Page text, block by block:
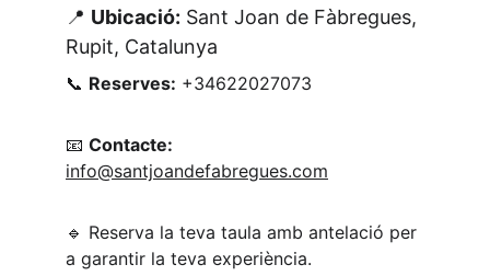
📍 Ubicació: Sant Joan de Fàbregues,
Rupit, Catalunya
📞 Reserves: +34622027073
📧 Contacte:
info@santjoandefabregues.com
🔹 Reserva la teva taula amb antelació per
a garantir la teva experiència.